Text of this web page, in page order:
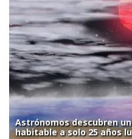
Astrónomos descubren
habitable a solo 25 años